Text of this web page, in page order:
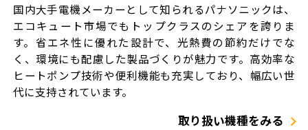
国内大手電機メーカーとして知られるパナソニックは、
エコキュート市場でもトップクラスのシェアを誇りま
す。省エネ性に優れた設計で、光熱費の節約だけでな
く、環境にも配慮した製品づくりが魅力です。高効率な
ヒートポンプ技術や便利機能も充実しており、幅広い世
代に支持されています。
取り扱い機種をみる